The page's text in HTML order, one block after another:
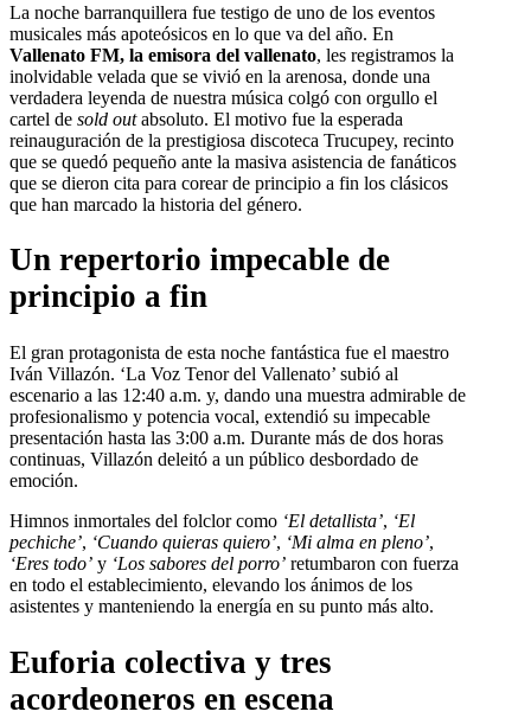
La noche barranquillera fue testigo de uno de los eventos
musicales más apoteósicos en lo que va del año. En
Vallenato FM, la emisora del vallenato, les registramos la
inolvidable velada que se vivió en la arenosa, donde una
verdadera leyenda de nuestra música colgó con orgullo el
cartel de sold outabsoluto. El motivo fue la esperada
reinauguración de la prestigiosa discoteca Trucupey, recinto
que se quedó pequeño ante la masiva asistencia de fanáticos
que se dieron cita para corear de principio a fin los clásicos
que han marcado la historia del género.
Un repertorio impecable de
principio a fin
El gran protagonista de esta noche fantástica fue el maestro
Iván Villazón. ‘La Voz Tenor del Vallenato’ subió al
escenario a las 12:40 a.m. y, dando una muestra admirable de
profesionalismo y potencia vocal, extendió su impecable
presentación hasta las 3:00 a.m. Durante más de dos horas
continuas, Villazón deleitó a un público desbordado de
emoción.
Himnos inmortales del folclor como ‘El detallista’, ‘El
pechiche’, ‘Cuando quieras quiero’, ‘Mi alma en pleno’,
‘Eres todo’ y ‘Los sabores del porro’ retumbaron con fuerza
en todo el establecimiento, elevando los ánimos de los
asistentes y manteniendo la energía en su punto más alto.
Euforia colectiva y tres
acordeoneros en escena